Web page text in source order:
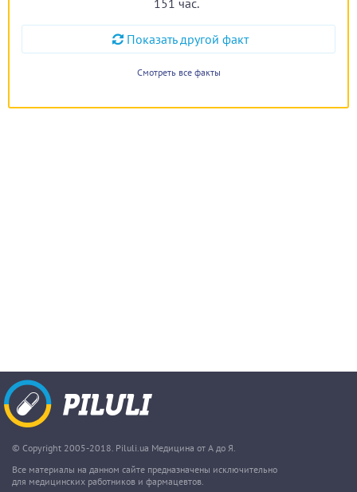
151 час.
Показать другой факт
Смотреть все факты
© Copyright 2005-2018. Piluli.ua Медицина от А до Я.
Все материалы на данном сайте предназначены исключительно
для медицинских работников и фармацевтов.